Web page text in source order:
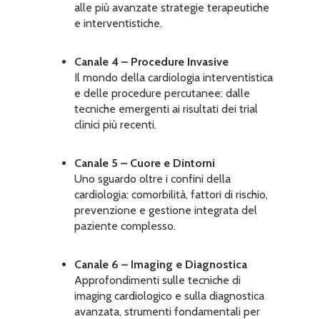
alle più avanzate strategie terapeutiche
e interventistiche.
Canale 4 – Procedure Invasive
Il mondo della cardiologia interventistica
e delle procedure percutanee: dalle
tecniche emergenti ai risultati dei trial
clinici più recenti.
Canale 5 – Cuore e Dintorni
Uno sguardo oltre i confini della
cardiologia: comorbilità, fattori di rischio,
prevenzione e gestione integrata del
paziente complesso.
Canale 6 – Imaging e Diagnostica
Approfondimenti sulle tecniche di
imaging cardiologico e sulla diagnostica
avanzata, strumenti fondamentali per